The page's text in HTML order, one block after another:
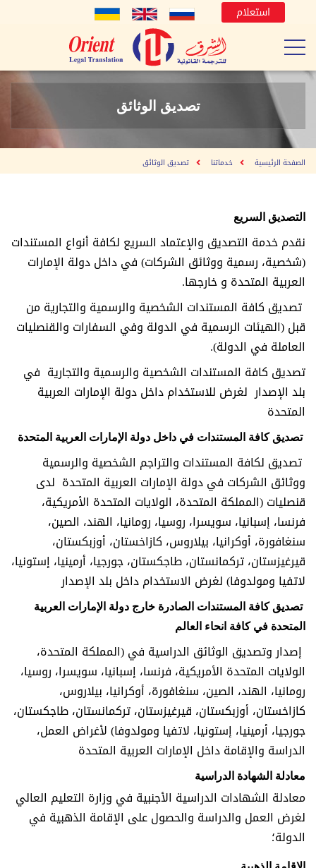
استعلام
تصديق الوثائق
الصفحة الرئيسية خدماتنا تصديق الوثائق
التصديق السريع
نقدم خدمة التصديق والإعتماد السريع لكافة أنواع المستندات
(شخصية، رسمية ووثائق الشركات) في داخل دولة الإمارات
العربية المتحدة و خارجها.
تصديق كافة المستندات الشخصية والرسمية والتجارية من
قبل (الهيئات الرسمية في الدولة وفي السفارات والقنصليات
العاملة في الدولة).
تصديق كافة المستندات الشخصية والرسمية والتجارية في
بلد الإصدار لغرض للاستخدام داخل دولة الإمارات العربية
المتحدة
تصديق كافة المستندات في داخل دولة الإمارات العربية المتحدة
تصديق لكافة المستندات والتراجم الشخصية والرسمية
ووثائق الشركات في دولة الإمارات العربية المتحدة لدى
قنصليات (المملكة المتحدة، الولايات المتحدة الأمريكية،
فرنسا، إسبانيا، سويسرا، روسيا، رومانيا، الهند، الصين،
سنغافورة، أوكرانيا، بيلاروس، كازاخستان، أوزبكستان،
قيرغيزستان، تركمانستان، طاجكستان، جورجيا، أرمينيا، إستونيا،
لاتفيا ومولدوفا) لغرض الاستخدام داخل بلد الإصدار
تصديق كافة المستندات الصادرة خارج دولة الإمارات العربية
المتحدة في كافة انحاء العالم
إصدار وتصديق الوثائق الدراسية في (المملكة المتحدة،
الولايات المتحدة الأمريكية، فرنسا، إسبانيا، سويسرا، روسيا،
رومانيا، الهند، الصين، سنغافورة، أوكرانيا، بيلاروس،
كازاخستان، أوزبكستان، قيرغيزستان، تركمانستان، طاجكستان،
جورجيا، أرمينيا، إستونيا، لاتفيا ومولدوفا) لأغراض العمل،
الدراسة والإقامة داخل الإمارات العربية المتحدة
معادلة الشهادة الدراسية
معادلة الشهادات الدراسية الأجنبية في وزارة التعليم العالي
لغرض العمل والدراسة والحصول على الإقامة الذهبية في
الدولة؛